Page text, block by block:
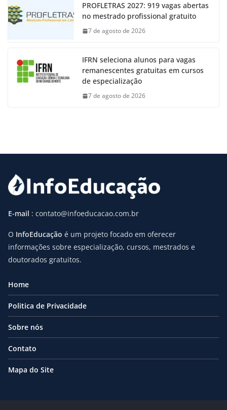
PROFLETRAS 2027: 919 vagas abertas
no mestrado profissional gratuito
7 de agosto de 2026
IFRN seleciona alunos para vagas
remanescentes gratuitas em cursos
de especialização
7 de agosto de 2026
E-mail : contato@infoeducacao.com.br
O InfoEducação é um projeto focado em oferecer
informações sobre especialização, cursos, mestrados e
doutorados gratuitos.
Home
Politica de Privacidade
Sobre nós
Contato
Mapa do Site